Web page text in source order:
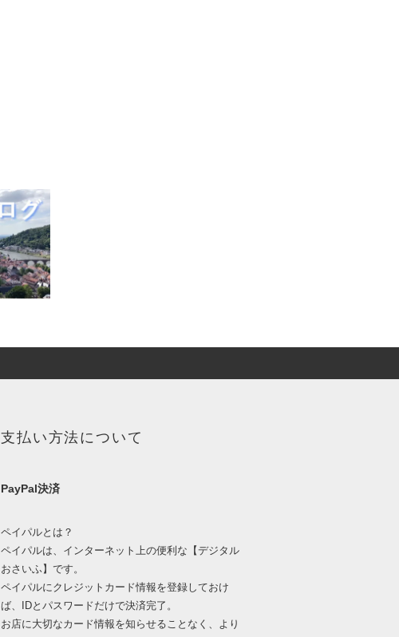
支払い方法について
PayPal決済
ペイパルとは？
ペイパルは、インターネット上の便利な【デジタル
おさいふ】です。
ペイパルにクレジットカード情報を登録しておけ
ば、IDとパスワードだけで決済完了。
お店に大切なカード情報を知らせることなく、より